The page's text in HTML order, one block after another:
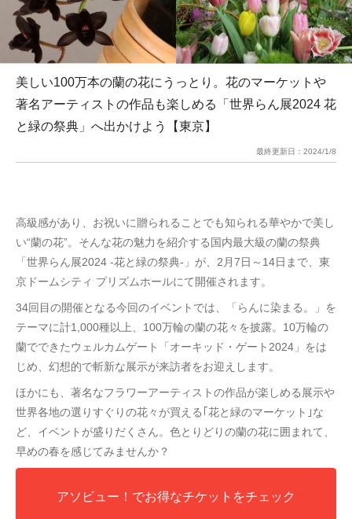
美しい100万本の蘭の花にうっとり。花のマーケットや
著名アーティストの作品も楽しめる「世界らん展2024 花
と緑の祭典」へ出かけよう【東京】
最終更新日： 2024/1/8
高級感があり、お祝いに贈られることでも知られる華やかで美し
い“蘭の花”。そんな花の魅力を紹介する国内最大級の蘭の祭典
「世界らん展2024 -花と緑の祭典-」が、2月7日～14日まで、東
京ドームシティ プリズムホールにて開催されます。
34回目の開催となる今回のイベントでは、「らんに染まる。」を
テーマに計1,000種以上、100万輪の蘭の花々を披露。10万輪の
蘭でできたウェルカムゲート「オーキッド・ゲート2024」をは
じめ、幻想的で斬新な展示が来訪者をお迎えします。
ほかにも、著名なフラワーアーティストの作品が楽しめる展示や
世界各地の選りすぐりの花々が買える｢花と緑のマーケット｣な
ど、イベントが盛りだくさん。色とりどりの蘭の花に囲まれて、
早めの春を感じてみませんか？
アソビュー！でお得なチケットをチェック